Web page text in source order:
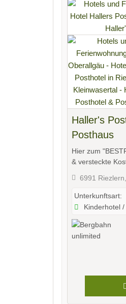
Haller's
Posthaus
Hier zum
& versteckte
6991
Unterkunftsart:
Kinderhotel